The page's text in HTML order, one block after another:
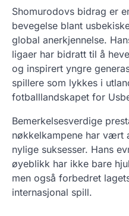
Shomurodovs bidrag er
bevegelse blant
global anerkjennelse.
ligaer har bidratt til å
og inspirert yngre
spillere som lykkes i
fotballlandskapet for
Bemerkelsesverdige
nøkkelkampene har vært
nylige suksesser. Hans
øyeblikk har ikke bare
men også forbedret
internasjonal spill.